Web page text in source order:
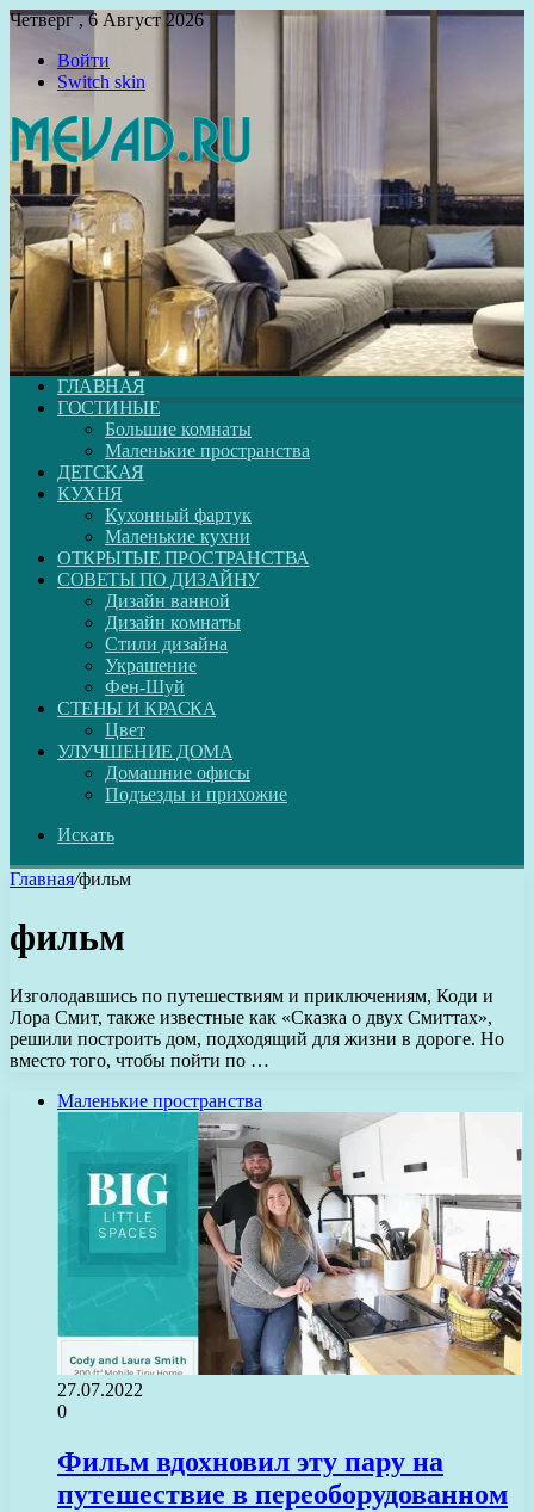
Четверг , 6 Август 2026
Войти
Switch skin
ГЛАВНАЯ
ГОСТИНЫЕ
Большие комнаты
Маленькие пространства
ДЕТСКАЯ
КУХНЯ
Кухонный фартук
Маленькие кухни
ОТКРЫТЫЕ ПРОСТРАНСТВА
СОВЕТЫ ПО ДИЗАЙНУ
Дизайн ванной
Дизайн комнаты
Стили дизайна
Украшение
Фен-Шуй
СТЕНЫ И КРАСКА
Цвет
УЛУЧШЕНИЕ ДОМА
Домашние офисы
Подъезды и прихожие
Искать
Главная/фильм
фильм
Изголодавшись по путешествиям и приключениям, Коди и
Лора Смит, также известные как «Сказка о двух Смиттах»,
решили построить дом, подходящий для жизни в дороге. Но
вместо того, чтобы пойти по …
Маленькие пространства
27.07.2022
0
Фильм вдохновил эту пару на
путешествие в переоборудованном